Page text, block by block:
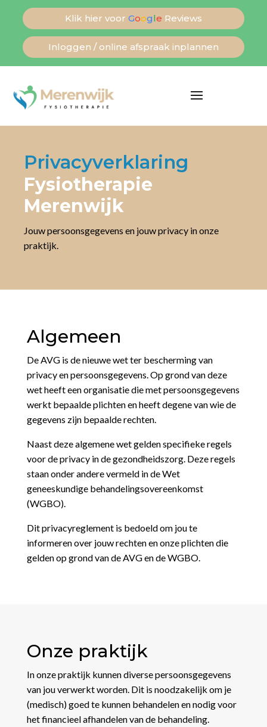
Klik hier voor Google Reviews
Inloggen / online afspraak inplannen
Privacyverklaring
Fysiotherapie
Merenwijk
Jouw persoonsgegevens en jouw privacy in onze
praktijk.
Algemeen
De AVG is de nieuwe wet ter bescherming van
privacy en persoonsgegevens. Op grond van deze
wet heeft een organisatie die met persoonsgegevens
werkt bepaalde plichten en heeft degene van wie de
gegevens zijn bepaalde rechten.
Naast deze algemene wet gelden specifieke regels
voor de privacy in de gezondheidszorg. Deze regels
staan onder andere vermeld in de Wet
geneeskundige behandelingsovereenkomst
(WGBO).
Dit privacyreglement is bedoeld om jou te
informeren over jouw rechten en onze plichten die
gelden op grond van de AVG en de WGBO.
Onze praktijk
In onze praktijk kunnen diverse persoonsgegevens
van jou verwerkt worden. Dit is noodzakelijk om je
(medisch) goed te kunnen behandelen en nodig voor
het financieel afhandelen van de behandeling.